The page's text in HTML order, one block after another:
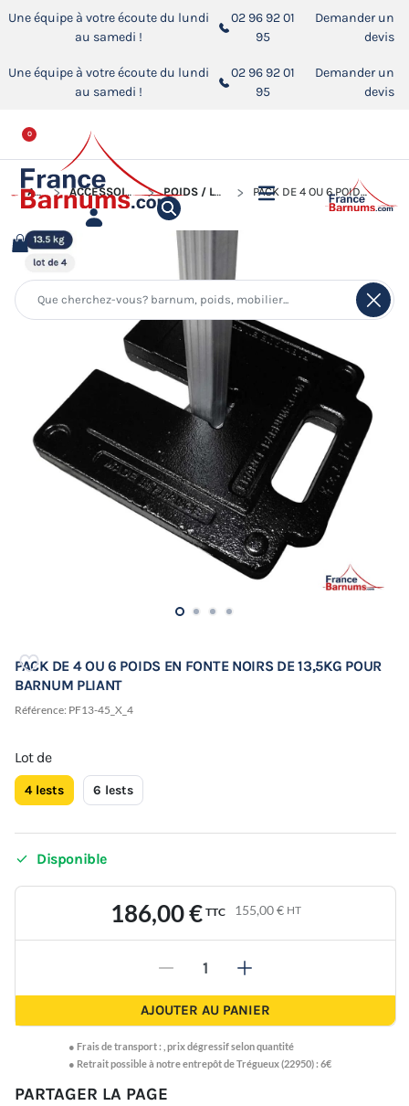
Une équipe à votre écoute du lundi
au samedi !
02 96 92 01
95
Demander un
devis
Une équipe à votre écoute du lundi
au samedi !
02 96 92 01
95
Demander un
devis
0
ACCUEIL ACCESSOIRES POUR BARNUMS PLIANTS POIDS / LESTS POUR BARNUM PLIANT PACK DE 4 OU 6 POIDS EN FONTE NOIRS DE 13,5KG POUR BARNUM PLIANT
PACK DE 4 OU 6 POIDS EN FONTE NOIRS DE 13,5KG POUR
BARNUM PLIANT
Référence: PF13-45_X_4
Lot de
4 lests 6 lests
 Disponible
186,00 € TTC 155,00 € HT
- +
AJOUTER AU PANIER
● Frais de transport : prix dégressif selon quantité
● Retrait possible à notre entrepôt de Trégueux (22950) : 6€
PARTAGER LA PAGE